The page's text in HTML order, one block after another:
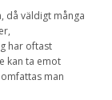
då väldigt många
har oftast
kan ta emot
man